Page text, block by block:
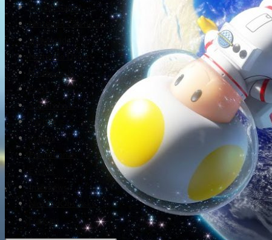
Project Game!
Nintendo Calendars
Downloads
Nintendo Directs
Nintendo IR
Press
Screenshots
Twitter
Trailers
Promotionals
Events
Interviews
NintendObs Asks
Français